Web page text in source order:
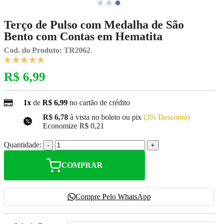
Terço de Pulso com Medalha de São
Bento com Contas em Hematita
Cod. do Produto: TR2062
R$ 6,99
1x de R$ 6,99 no cartão de crédito
R$ 6,78 à vista no boleto ou pix (3% Desconto)
Economize R$ 0,21
Quantidade: - +
COMPRAR
Compre Pelo WhatsApp